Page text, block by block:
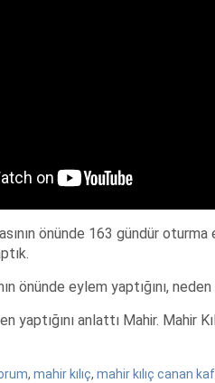
önünde 163 gündür
önünde eylem yaptığını,
yaptığını anlattı Mahir. Mahir
, mahir kılıç, mahir kılıç canan